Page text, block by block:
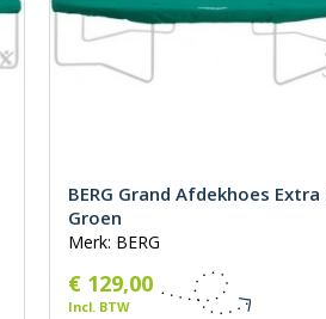
BERG Grand Afdekhoes Extra
Groen
Merk: BERG
€ 129,00
Incl. BTW